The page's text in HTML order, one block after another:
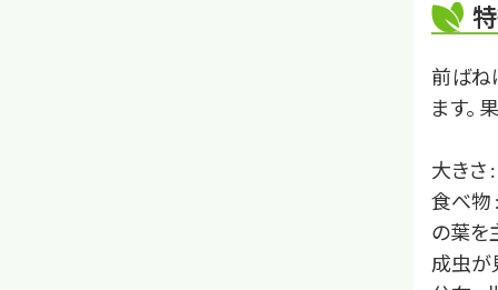
前ばね
ます。
大きさ
食べ物 :
の葉を
成虫が